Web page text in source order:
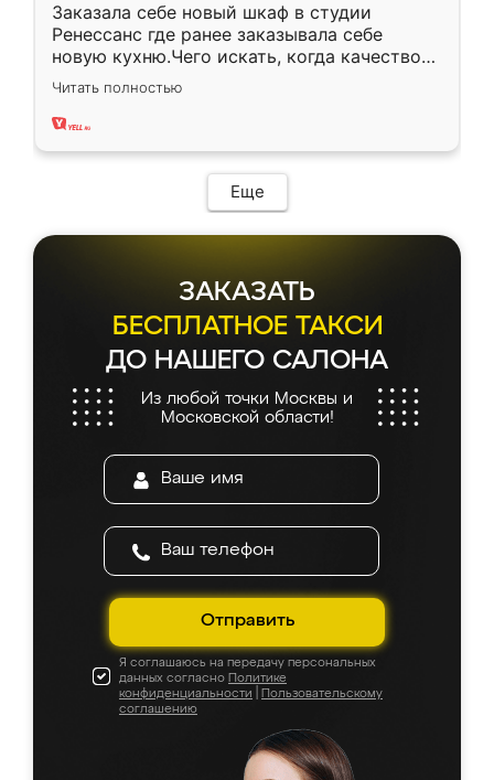
Заказала себе новый шкаф в студии
Ренессанс где ранее заказывала себе
новую кухню.Чего искать, когда качеством
вполне довольна. Служит кухня уже почти
два года, нареканий нет.
Читать полностью
Еще
ЗАКАЗАТЬ
БЕСПЛАТНОЕ ТАКСИ
ДО НАШЕГО САЛОНА
Из любой точки Москвы и
Московской области!
Отправить
Я соглашаюсь на передачу персональных
данных согласно Политике
конфиденциальности
Пользовательскому
соглашению